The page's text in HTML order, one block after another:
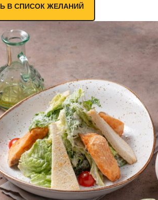
В СПИСОК ЖЕЛАНИЙ